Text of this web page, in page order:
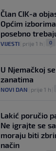
Član CIK-a
Općim
posebno
VIJESTI prije 1 h 0
U Njemačkoj
zanatima
NOVI DAN prije 1 h
Lakić poručio
Ne igrajte se
moraju biti
način